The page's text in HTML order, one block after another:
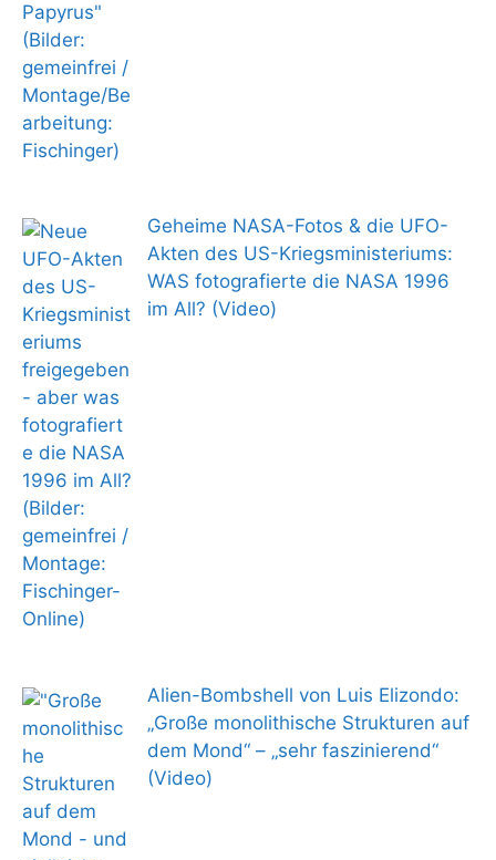
Geheime NASA-Fotos & die UFO-
Akten des US-Kriegsministeriums:
WAS fotografierte die NASA 1996
im All? (Video)
Alien-Bombshell von Luis Elizondo:
„Große monolithische Strukturen auf
dem Mond“ – „sehr faszinierend“
(Video)